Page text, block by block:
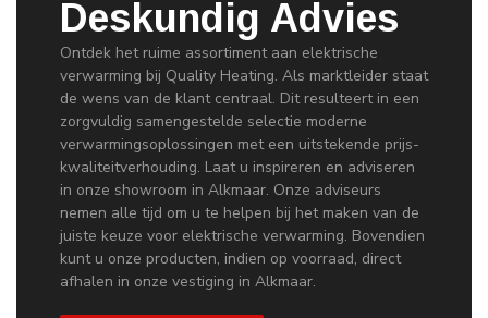
Deskundig Advies
Ontdek het ruime assortiment aan elektrische
verwarming bij Quality Heating. Als marktleider staat
de wens van de klant centraal. Dit resulteert in een
zorgvuldig samengestelde selectie moderne
verwarmingsoplossingen met een uitstekende prijs-
kwaliteitverhouding. Laat u inspireren en adviseren
in onze showroom in Alkmaar. Onze adviseurs
nemen alle tijd om u te helpen bij het maken van de
juiste keuze voor elektrische verwarming. Bovendien
kunt u onze producten, indien op voorraad, direct
afhalen in onze vestiging in Alkmaar.